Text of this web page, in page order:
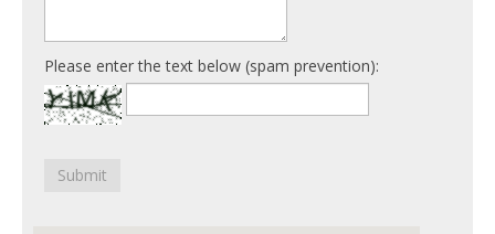
Please enter the text below (spam prevention):
Submit